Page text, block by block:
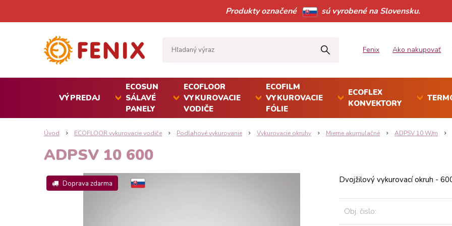
Produkty označené sú vyrobené na Slovensku.
Fenix Ako nakupovať
VÝPREDAJ
ECOSUN
SÁLAVÉ
PANELY
ECOFLOOR
VYKUROVACIE
VODIČE
ECOFILM
VYKUROVACIE
FÓLIE
ECOFLEX
KONVEKTORY
Úvod ECOFLOOR vykurovacie vodiče Podlahové vykurovanie Vykurovacie okruhy Mierne akumulačné ADPSV 10 W/m
ADPSV 10 600
Doprava zdarma Dvojžilový vykurovací okruh -
Obj. čislo: